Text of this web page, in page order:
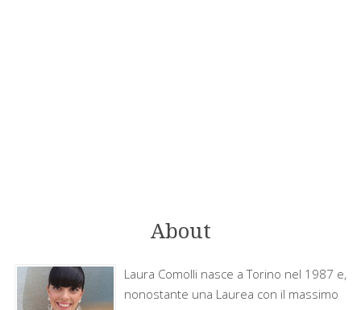
About
Laura Comolli nasce a Torino nel 1987 e,
nonostante una Laurea con il massimo